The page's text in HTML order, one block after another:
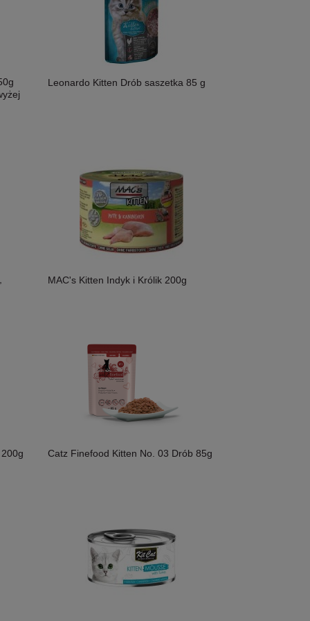
Leonardo Kitten Drób saszetka 85 g
MAC's Kitten Indyk i Królik 200g
Catz Finefood Kitten No. 03 Drób 85g